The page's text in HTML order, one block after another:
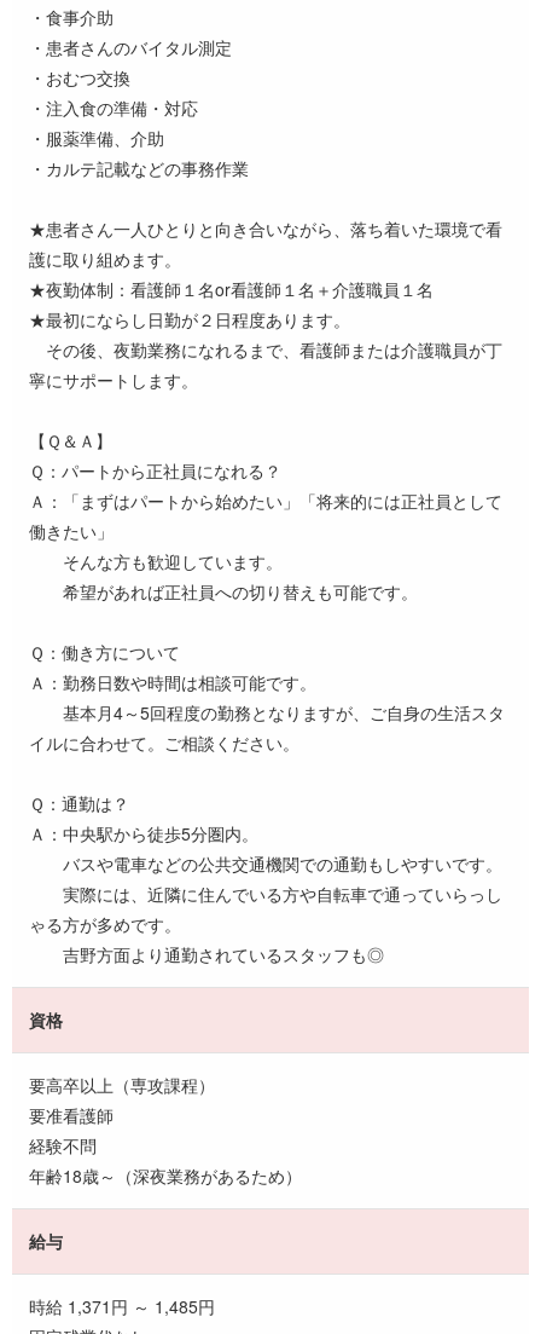
・食事介助
・患者さんのバイタル測定
・おむつ交換
・注入食の準備・対応
・服薬準備、介助
・カルテ記載などの事務作業
★患者さん一人ひとりと向き合いながら、落ち着いた環境で看
護に取り組めます。
★夜勤体制：看護師１名or看護師１名＋介護職員１名
★最初にならし日勤が２日程度あります。
その後、夜勤業務になれるまで、看護師または介護職員が丁
寧にサポートします。
【Ｑ＆Ａ】
Ｑ：パートから正社員になれる？
Ａ：「まずはパートから始めたい」「将来的には正社員として
働きたい」
そんな方も歓迎しています。
希望があれば正社員への切り替えも可能です。
Ｑ：働き方について
Ａ：勤務日数や時間は相談可能です。
基本月4～5回程度の勤務となりますが、ご自身の生活スタ
イルに合わせて。ご相談ください。
Ｑ：通勤は？
Ａ：中央駅から徒歩5分圏内。
バスや電車などの公共交通機関での通勤もしやすいです。
実際には、近隣に住んでいる方や自転車で通っていらっし
ゃる方が多めです。
吉野方面より通勤されているスタッフも◎
資格
要高卒以上（専攻課程）
要准看護師
経験不問
年齢18歳～（深夜業務があるため）
給与
時給 1,371円 ～ 1,485円